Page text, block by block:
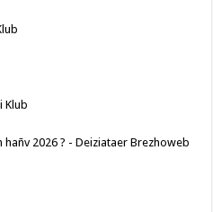
Klub
2026 ? - Deiziataer Brezhoweb